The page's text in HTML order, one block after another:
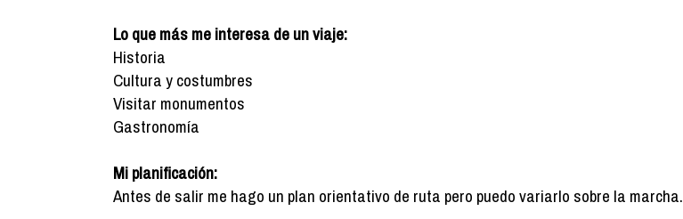
Lo que más me interesa de un viaje:
Historia
Cultura y costumbres
Visitar monumentos
Gastronomía
Mi planificación:
Antes de salir me hago un plan orientativo de ruta pero puedo variarlo sobre la marcha.